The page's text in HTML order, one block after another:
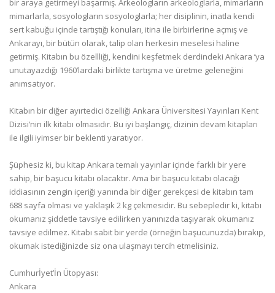
mimarlarla, sosyologların sosyologlarla; her disiplinin, inatla kendi
sert kabuğu içinde tartıştığı konuları, itina ile birbirlerine açmış ve
Ankarayı, bir bütün olarak, talip olan herkesin meselesi haline
getirmiş. Kitabın bu özellliği, kendini keşfetmek derdindeki Ankara ’ya
unutayazdığı 1960’lardaki birlikte tartışma ve üretme geleneğini
anımsatıyor.
Kitabın bir diğer ayırtedici özelliği Ankara Üniversitesi Yayınları Kent
Dizisi’nin ilk kitabı olmasıdır. Bu iyi başlangıç, dizinin devam kitapları
ile ilgili iyimser bir beklenti yaratıyor.
Şüphesiz ki, bu kitap Ankara temalı yayınlar içinde farklı bir yere
sahip, bir başucu kitabı olacaktır. Ama bir başucu kitabı olacağı
iddiasının zengin içeriği yanında bir diğer gerekçesi de kitabın tam
688 sayfa olması ve yaklaşık 2 kg çekmesidir. Bu sebepledir ki, kitabı
okumanız şiddetle tavsiye edilirken yanınızda taşıyarak okumanız
tavsiye edilmez. Kitabı sabit bir yerde (örneğin başucunuzda) bırakıp,
okumak istediğinizde siz ona ulaşmayı tercih etmelisiniz.
Cumhurİyet’İn Ütopyası:
Ankara